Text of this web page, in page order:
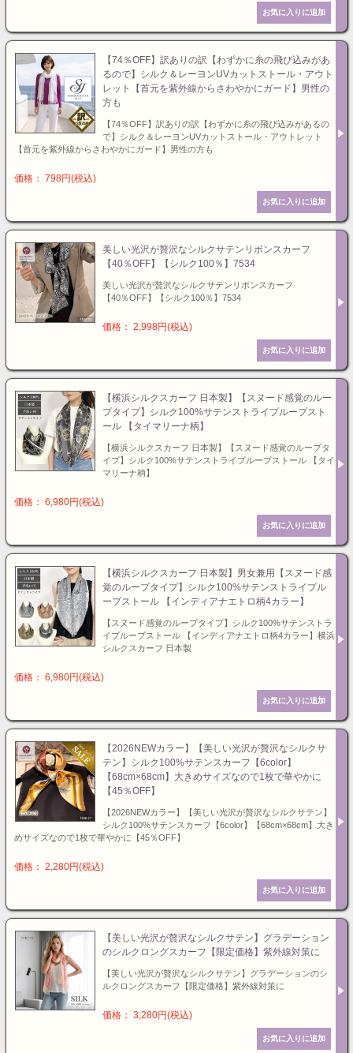
【74％OFF】訳ありの訳【わずかに糸の飛び込みがあ
るので】シルク＆レーヨンUVカットストール・アウト
レット【首元を紫外線からさわやかにガード】男性の
方も
【74％OFF】訳ありの訳【わずかに糸の飛び込みがあるの
で】シルク＆レーヨンUVカットストール・アウトレット
【首元を紫外線からさわやかにガード】男性の方も
価格： 798円(税込)
美しい光沢が贅沢なシルクサテンリボンスカーフ
【40％OFF】【シルク100％】7534
美しい光沢が贅沢なシルクサテンリボンスカーフ
【40％OFF】【シルク100％】7534
価格： 2,998円(税込)
【横浜シルクスカーフ 日本製】【スヌード感覚のルー
プタイプ】シルク100%サテンストライプループスト
ール 【タイマリーナ柄】
【横浜シルクスカーフ 日本製】【スヌード感覚のループタ
イプ】シルク100%サテンストライプループストール 【タイ
マリーナ柄】
価格： 6,980円(税込)
【横浜シルクスカーフ 日本製】男女兼用【スヌード感
覚のループタイプ】シルク100%サテンストライプル
ープストール 【インディアナエトロ柄4カラー】
【スヌード感覚のループタイプ】シルク100%サテンストラ
イプループストール 【インディアナエトロ柄4カラー】横浜
シルクスカーフ 日本製
価格： 6,980円(税込)
【2026NEWカラー】【美しい光沢が贅沢なシルクサ
テン】シルク100%サテンスカーフ【6color】
【68cm×68cm】大きめサイズなので1枚で華やかに
【45％OFF】
【2026NEWカラー】【美しい光沢が贅沢なシルクサテン】
シルク100%サテンスカーフ【6color】【68cm×68cm】大き
めサイズなので1枚で華やかに【45％OFF】
価格： 2,280円(税込)
【美しい光沢が贅沢なシルクサテン】グラデーション
のシルクロングスカーフ【限定価格】紫外線対策に
【美しい光沢が贅沢なシルクサテン】グラデーションのシ
ルクロングスカーフ【限定価格】紫外線対策に
価格： 3,280円(税込)